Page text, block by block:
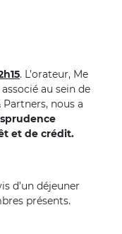
. L’orateur, Me
au sein de
Partners, nous a
et de crédit.
d’un déjeuner
présents.